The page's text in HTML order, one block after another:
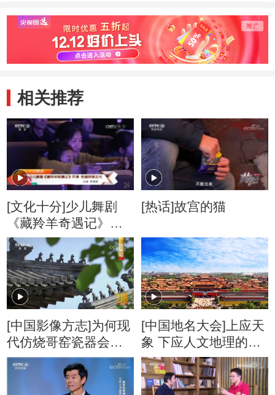
精神
城》
相关推荐
[文化十分]少儿舞剧
《藏羚羊奇遇记》开
演 传递民族文化
[热话]故宫的猫
[中国影像方志]为何现
代仿烧哥窑瓷器会引
起故宫专家的关注
[中国地名大会]上应天
象 下应人文地理的故
宫是一部书 也是一部
历史